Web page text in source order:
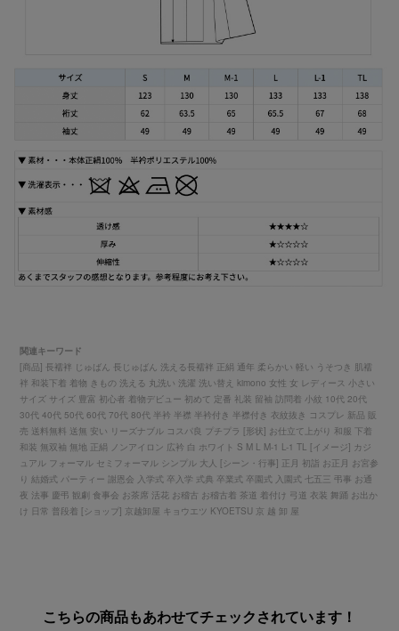
関連キーワード
[商品] 長襦袢 じゅばん 長じゅばん 洗える長襦袢 正絹 通年 柔らかい 軽い うそつき 肌襦
袢 和装下着 着物 きもの 洗える 丸洗い 洗濯 洗い替え kimono 女性 女 レディース 小さい
サイズ サイズ 豊富 初心者 着物デビュー 初めて 定番 礼装 留袖 訪問着 小紋 10代 20代
30代 40代 50代 60代 70代 80代 半衿 半襟 半衿付き 半襟付き 衣紋抜き コスプレ 新品 販
売 送料無料 送無 安い リーズナブル コスパ良 プチプラ [形状] お仕立て上がり 和服 下着
和装 無双袖 無地 正絹 ノンアイロン 広衿 白 ホワイト S M L M-1 L-1 TL [イメージ] カジ
ュアル フォーマル セミフォーマル シンプル 大人 [シーン・行事] 正月 初詣 お正月 お宮参
り 結婚式 パーティー 謝恩会 入学式 卒入学 式典 卒業式 卒園式 入園式 七五三 弔事 お通
夜 法事 慶弔 観劇 食事会 お茶席 活花 お稽古 お稽古着 茶道 着付け 弓道 衣装 舞踊 お出か
け 日常 普段着 [ショップ] 京越卸屋 キョウエツ KYOETSU 京 越 卸 屋
こちらの商品もあわせてチェックされています！